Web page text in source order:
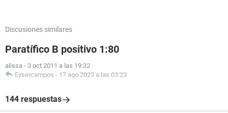
Discusiones similares
Paratífico B positivo 1:80
alissa - 3 oct 2011 a las 19:32
Eysercampos - 17 ago 2023 a las 03:23
144 respuestas